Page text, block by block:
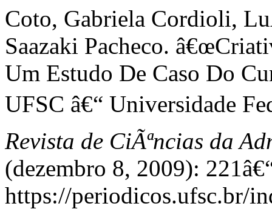
Coto, Gabriela Cordioli,
Saazaki Pacheco.
Um Estudo De Caso Do
UFSC â€“ Universidade
Revista de CiÃªncias da
(dezembro 8, 2009):
https://periodicos.ufsc.br/